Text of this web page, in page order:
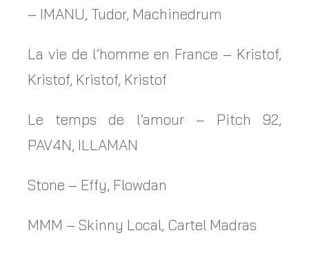
– IMANU, Tudor, Machinedrum
La vie de l’homme en France – Kristof,
Kristof, Kristof, Kristof
Le temps de l’amour – Pitch 92,
PAV4N, ILLAMAN
Stone – Effy, Flowdan
MMM – Skinny Local, Cartel Madras